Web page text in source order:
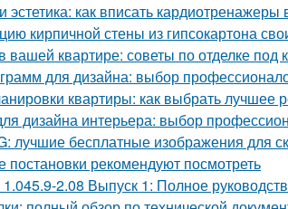
как вписать
кирпичной стены из гипсокартона
вашей квартире: советы по отделке под
для дизайна: выбор
квартиры: как выбрать лучшее
дизайна интерьера: выбор
лучшие бесплатные изображения для
постановки рекомендуют посмотреть
1.045.9-2.08 Выпуск 1: Полное